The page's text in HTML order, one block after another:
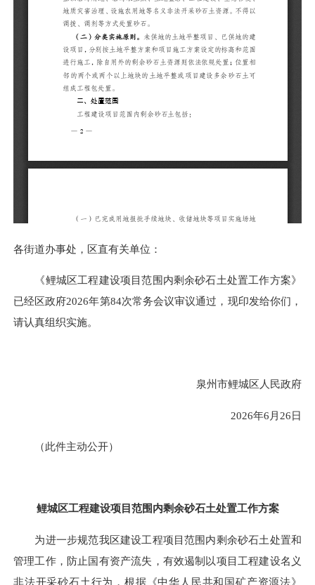
各街道办事处，区直有关单位：
《鲤城区工程建设项目范围内剩余砂石土处置工作方案》
已经区政府2026年第84次常务会议审议通过，现印发给你们，
请认真组织实施。
泉州市鲤城区人民政府
2026年6月26日
（此件主动公开）
鲤城区工程建设项目 范围内剩余砂石土处置工作方案
为进一步规范我区建设工程项目范围内剩余砂石土处置和
管理工作，防止国有资产流失，有效遏制以项目工程建设名义
非法开采砂石土行为，根据《中华人民共和国矿产资源法》